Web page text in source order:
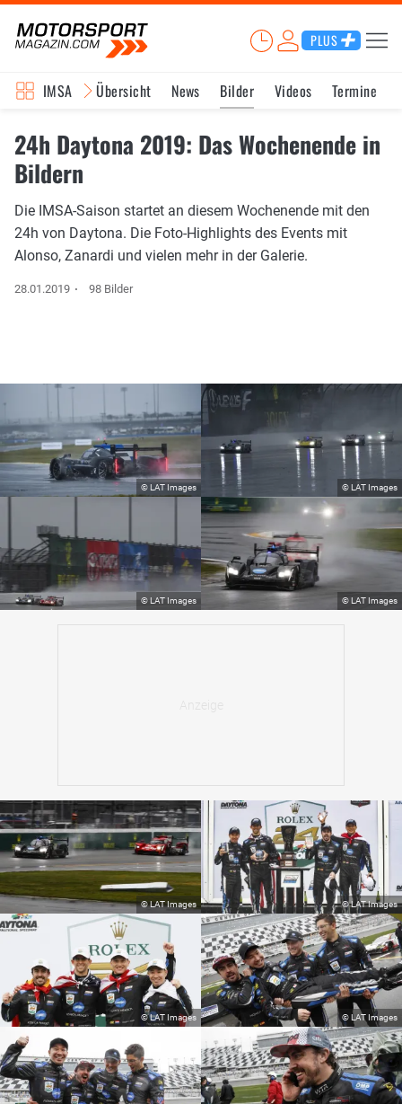
PLUS
IMSA Übersicht News Bilder Videos Termine
24h Daytona 2019: Das Wochenende in
Bildern
Die IMSA-Saison startet an diesem Wochenende mit den
24h von Daytona. Die Foto-Highlights des Events mit
Alonso, Zanardi und vielen mehr in der Galerie.
28.01.2019 98 Bilder